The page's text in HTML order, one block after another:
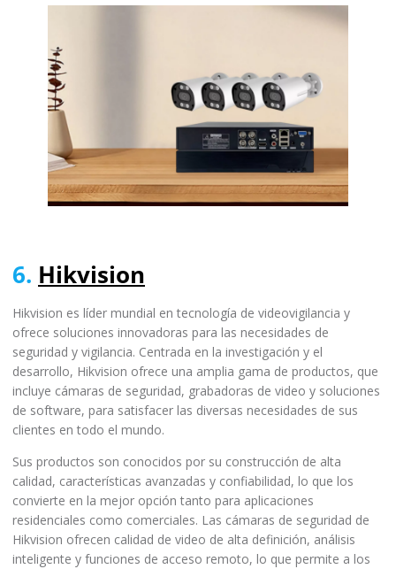
6. Hikvision
Hikvision es líder mundial en tecnología de videovigilancia y
ofrece soluciones innovadoras para las necesidades de
seguridad y vigilancia. Centrada en la investigación y el
desarrollo, Hikvision ofrece una amplia gama de productos, que
incluye cámaras de seguridad, grabadoras de video y soluciones
de software, para satisfacer las diversas necesidades de sus
clientes en todo el mundo.
Sus productos son conocidos por su construcción de alta
calidad, características avanzadas y confiabilidad, lo que los
convierte en la mejor opción tanto para aplicaciones
residenciales como comerciales. Las cámaras de seguridad de
Hikvision ofrecen calidad de video de alta definición, análisis
inteligente y funciones de acceso remoto, lo que permite a los